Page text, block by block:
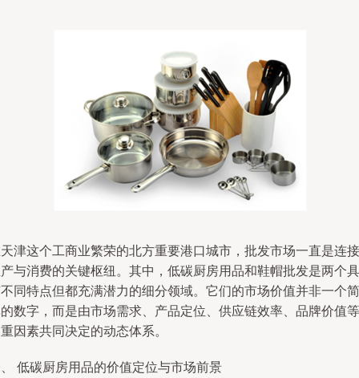
津这个工商业繁荣的北方重要港口城市，批发市场一直是连接
与消费的关键枢纽。其中，低碳厨房用品和鞋帽批发是两个具
同特点但都充满潜力的细分领域。它们的市场价值并非一个简
数字，而是由市场需求、产品定位、供应链效率、品牌价值等
因素共同决定的动态体系。
低碳厨房用品的价值定位与市场前景